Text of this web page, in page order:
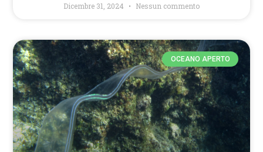
Dicembre 31, 2024 Nessun commento
OCEANO APERTO